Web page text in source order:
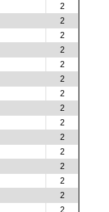
2
2
2
2
2
2
2
2
2
2
2
2
2
2
2